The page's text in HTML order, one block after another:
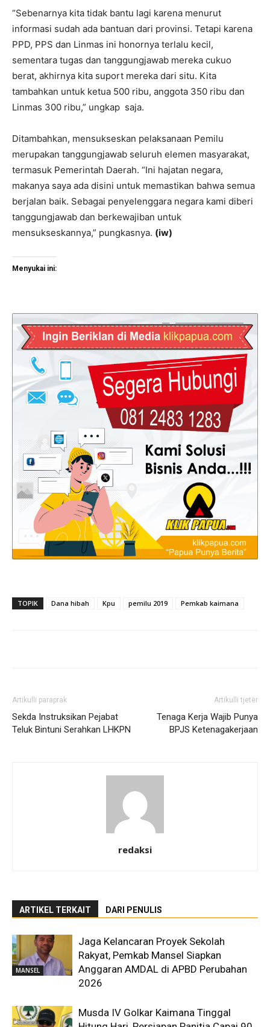
“Sebenarnya kita tidak bantu lagi karena menurut
informasi sudah ada bantuan dari provinsi. Tetapi karena
PPD, PPS dan Linmas ini honornya terlalu kecil,
sementara tugas dan tanggungjawab mereka cukuo
berat, akhirnya kita suport mereka dari situ. Kita
tambahkan untuk ketua 500 ribu, anggota 350 ribu dan
Linmas 300 ribu,” ungkap saja.
Ditambahkan, mensukseskan pelaksanaan Pemilu
merupakan tanggungjawab seluruh elemen masyarakat,
termasuk Pemerintah Daerah. “Ini hajatan negara,
makanya saya ada disini untuk memastikan bahwa semua
berjalan baik. Sebagai penyelenggara negara kami diberi
tanggungjawab dan berkewajiban untuk
mensukseskannya,” pungkasnya. (iw)
Menyukai ini:
TOPIK Dana hibah Kpu pemilu 2019 Pemkab kaimana
Artikulli paraprak
Sekda Instruksikan Pejabat
Teluk Bintuni Serahkan LHKPN
Artikulli tjetër
Tenaga Kerja Wajib Punya
BPJS Ketenagakerjaan
redaksi
ARTIKEL TERKAIT DARI PENULIS
MANSEL
Jaga Kelancaran Proyek Sekolah
Rakyat, Pemkab Mansel Siapkan
Anggaran AMDAL di APBD Perubahan
2026
Musda IV Golkar Kaimana Tinggal